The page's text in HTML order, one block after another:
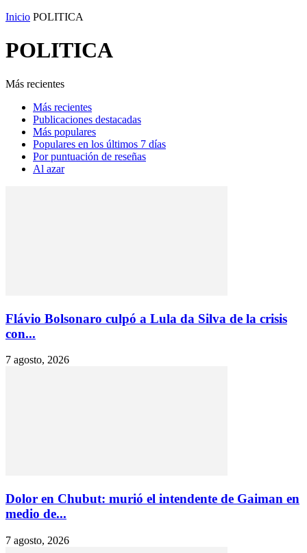
Inicio POLITICA
POLITICA
Más recientes
Más recientes
Publicaciones destacadas
Más populares
Populares en los últimos 7 días
Por puntuación de reseñas
Al azar
Flávio Bolsonaro culpó a Lula da Silva de la crisis
con...
7 agosto, 2026
Dolor en Chubut: murió el intendente de Gaiman en
medio de...
7 agosto, 2026